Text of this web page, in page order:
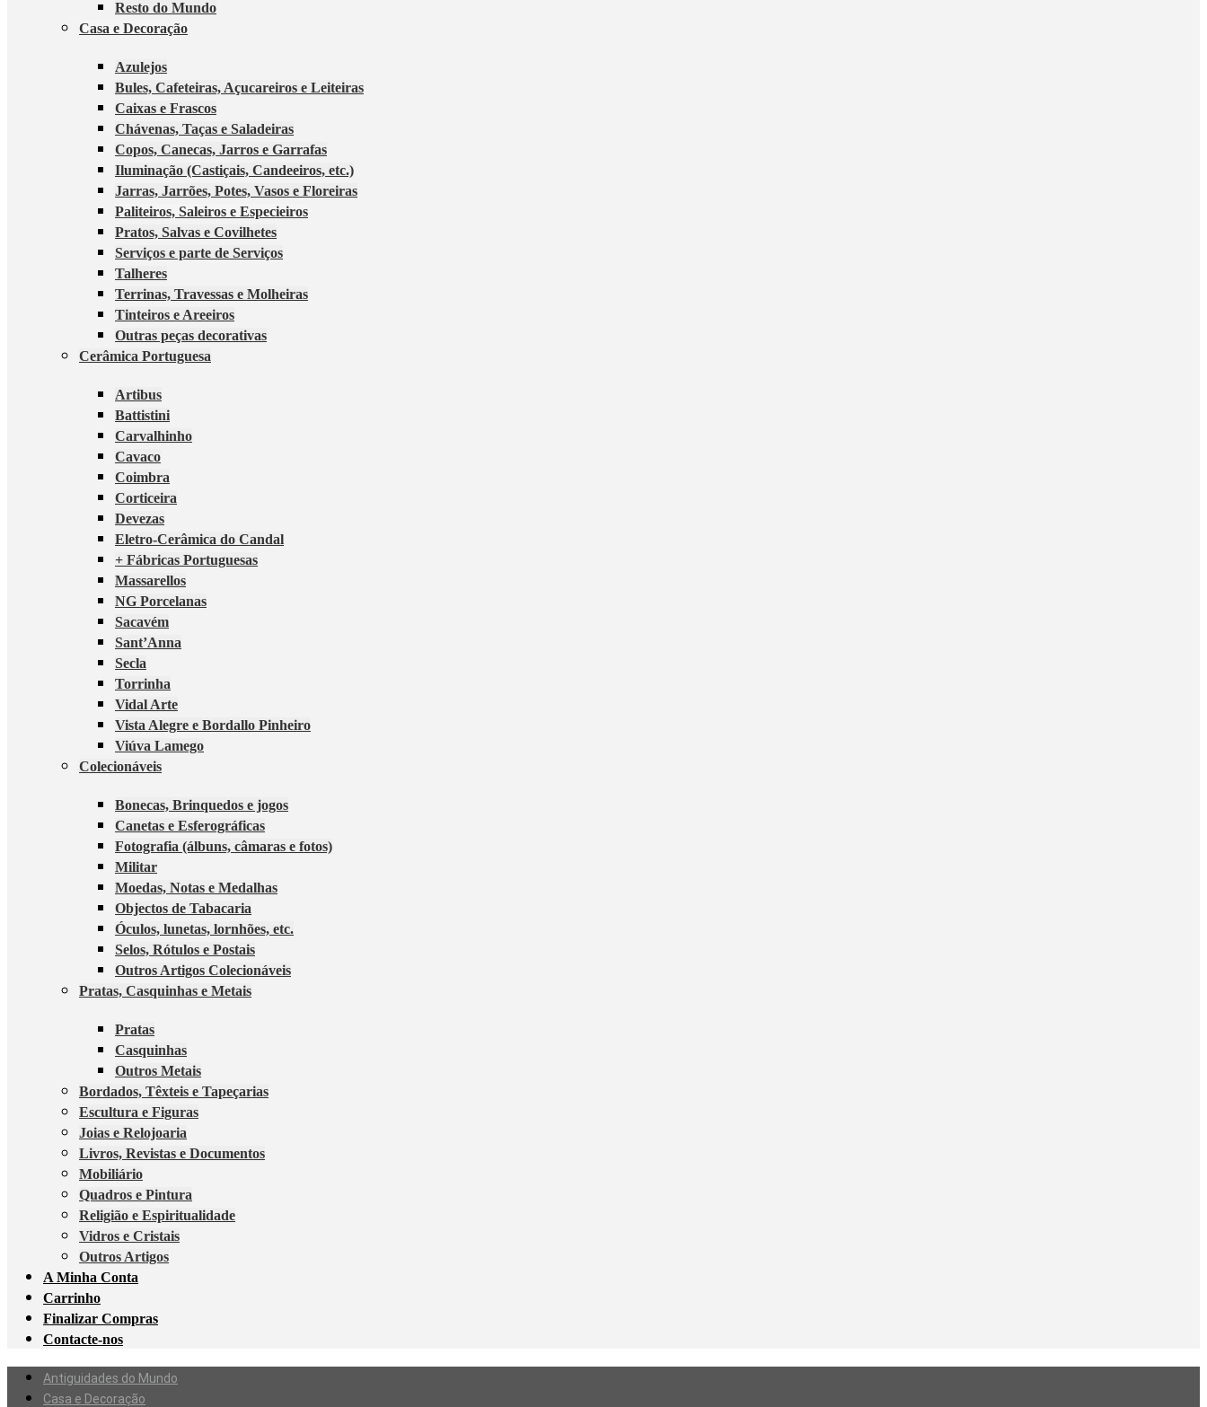
Resto do Mundo
Casa e Decoração
Azulejos
Bules, Cafeteiras, Açucareiros e Leiteiras
Caixas e Frascos
Chávenas, Taças e Saladeiras
Copos, Canecas, Jarros e Garrafas
Iluminação (Castiçais, Candeeiros, etc.)
Jarras, Jarrões, Potes, Vasos e Floreiras
Paliteiros, Saleiros e Especieiros
Pratos, Salvas e Covilhetes
Serviços e parte de Serviços
Talheres
Terrinas, Travessas e Molheiras
Tinteiros e Areeiros
Outras peças decorativas
Cerâmica Portuguesa
Artibus
Battistini
Carvalhinho
Cavaco
Coimbra
Corticeira
Devezas
Eletro-Cerâmica do Candal
+ Fábricas Portuguesas
Massarellos
NG Porcelanas
Sacavém
Sant’Anna
Secla
Torrinha
Vidal Arte
Vista Alegre e Bordallo Pinheiro
Viúva Lamego
Colecionáveis
Bonecas, Brinquedos e jogos
Canetas e Esferográficas
Fotografia (álbuns, câmaras e fotos)
Militar
Moedas, Notas e Medalhas
Objectos de Tabacaria
Óculos, lunetas, lornhões, etc.
Selos, Rótulos e Postais
Outros Artigos Colecionáveis
Pratas, Casquinhas e Metais
Pratas
Casquinhas
Outros Metais
Bordados, Têxteis e Tapeçarias
Escultura e Figuras
Joias e Relojoaria
Livros, Revistas e Documentos
Mobiliário
Quadros e Pintura
Religião e Espiritualidade
Vidros e Cristais
Outros Artigos
A Minha Conta
Carrinho
Finalizar Compras
Contacte-nos
Antiguidades do Mundo
Casa e Decoração